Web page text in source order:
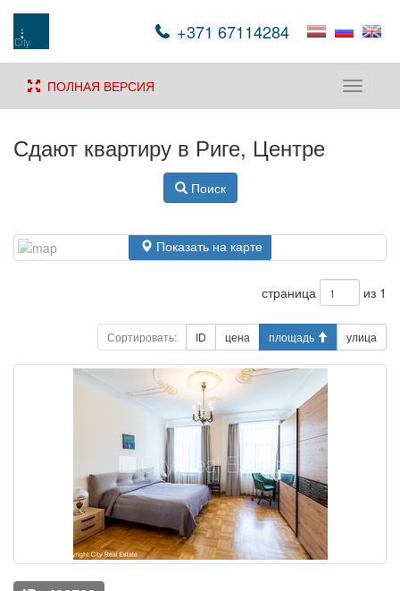
+371 67114284
Toggle
ПОЛНАЯ ВЕРСИЯ
Сдают квартиру в Риге, Центре
Поиск
Показать на карте
страница из 1
Сортировать: ID цена площадь улица